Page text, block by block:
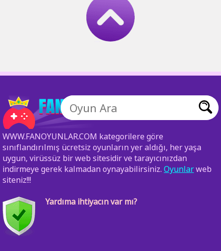
WWW.FANOYUNLAR.COM kategorilere göre
sınıflandırılmış ücretsiz oyunların yer aldığı, her yaşa
uygun, virüssüz bir web sitesidir ve tarayıcınızdan
indirmeye gerek kalmadan oynayabilirsiniz. Oyunlarweb
siteniz!!!
Yardıma ihtiyacın var mı?